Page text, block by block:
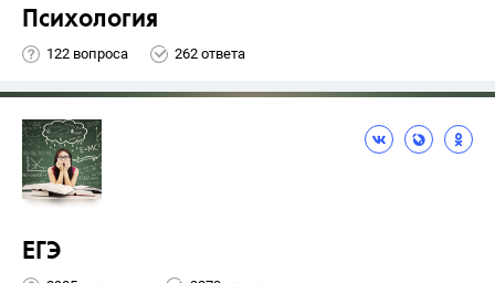
Психология
122 вопроса 262 ответа
ЕГЭ